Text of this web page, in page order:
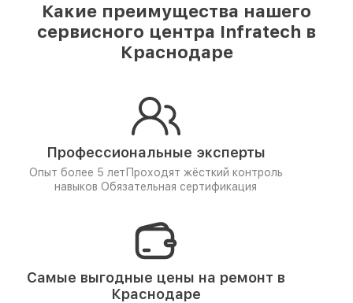
Какие преимущества нашего
сервисного центра Infratech в
Краснодаре
Профессиональные эксперты
Опыт более 5 лет Проходят жёсткий контроль
навыков Обязательная сертификация
Самые выгодные цены на ремонт в
Краснодаре